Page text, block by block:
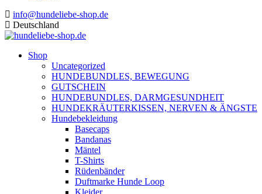
info@hundeliebe-shop.de
Deutschland
Shop
Uncategorized
HUNDEBUNDLES, BEWEGUNG
GUTSCHEIN
HUNDEBUNDLES, DARMGESUNDHEIT
HUNDEKRÄUTERKISSEN, NERVEN & ÄNGSTE
Hundebekleidung
Basecaps
Bandanas
Mäntel
T-Shirts
Rüdenbänder
Duftmarke Hunde Loop
Kleider